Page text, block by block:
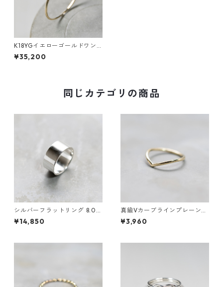
K18YGイエローゴールドワン
ポイント槌目プレーンリング
0.8mm幅 つや消し 3号～27号
¥35,200
同じカテゴリの商品
シルバーフラットリング 8.0m
m幅 鏡面｜FA-1186
¥14,850
真鍮Vカーブラインプレーンリ
ング 1.5mm幅 鏡面｜FA-1184
¥3,960